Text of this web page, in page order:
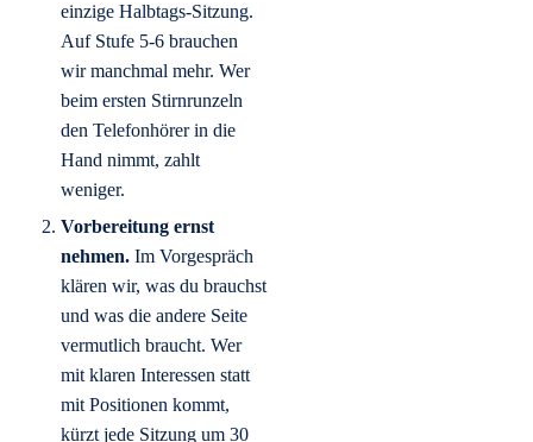
einzige Halbtags-Sitzung.
Auf Stufe 5-6 brauchen
wir manchmal mehr. Wer
beim ersten Stirnrunzeln
den Telefonhörer in die
Hand nimmt, zahlt
weniger.
Vorbereitung ernst
nehmen. Im Vorgespräch
klären wir, was du brauchst
und was die andere Seite
vermutlich braucht. Wer
mit klaren Interessen statt
mit Positionen kommt,
kürzt jede Sitzung um 30